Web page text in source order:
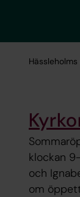
klockan
och
om